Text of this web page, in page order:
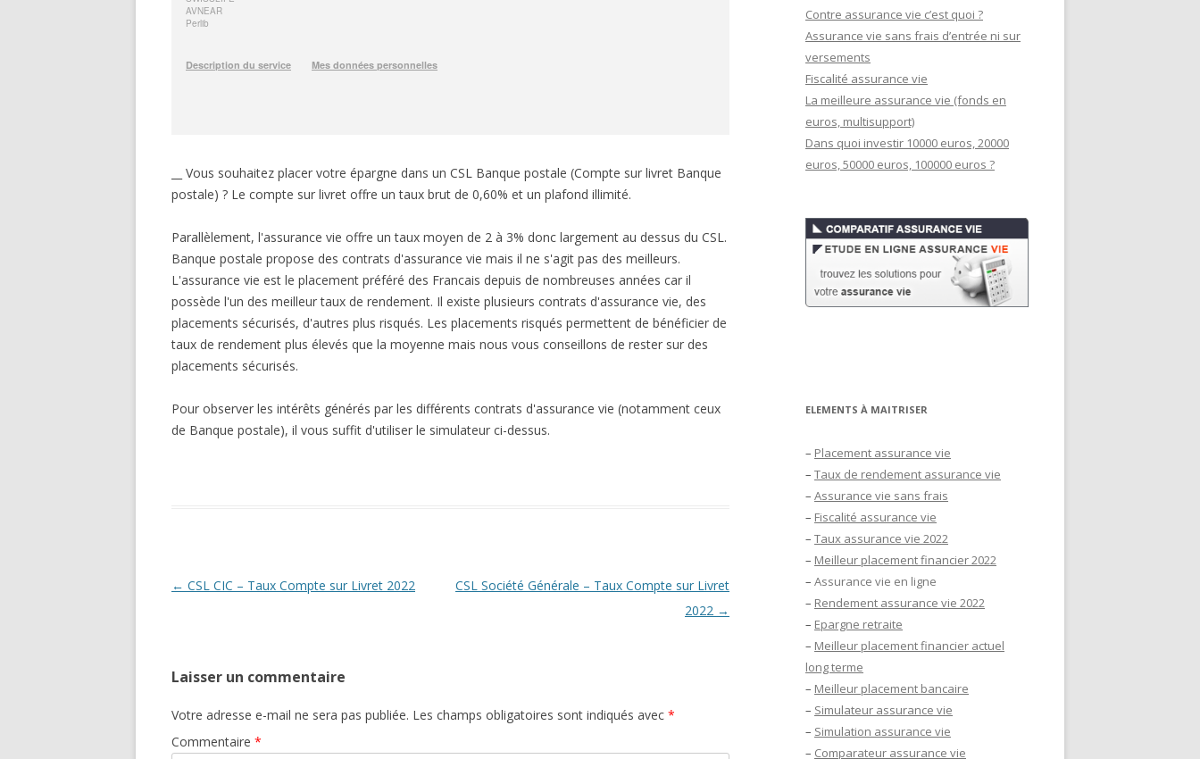
__ Vous souhaitez placer votre épargne dans un CSL Banque postale (Compte sur livret Banque
postale) ? Le compte sur livret offre un taux brut de 0,60% et un plafond illimité.
Parallèlement, l'assurance vie offre un taux moyen de 2 à 3% donc largement au dessus du CSL.
Banque postale propose des contrats d'assurance vie mais il ne s'agit pas des meilleurs.
L'assurance vie est le placement préféré des Francais depuis de nombreuses années car il
possède l'un des meilleur taux de rendement. Il existe plusieurs contrats d'assurance vie, des
placements sécurisés, d'autres plus risqués. Les placements risqués permettent de bénéficier de
taux de rendement plus élevés que la moyenne mais nous vous conseillons de rester sur des
placements sécurisés.
Pour observer les intérêts générés par les différents contrats d'assurance vie (notamment ceux
de Banque postale), il vous suffit d'utiliser le simulateur ci-dessus.
Navigation
← CSL CIC – Taux Compte sur Livret 2022
CSL Société Générale – Taux Compte sur Livret
2022 →
Laisser un commentaire
Votre adresse e-mail ne sera pas publiée. Les champs obligatoires sont indiqués avec *
Commentaire *
Contre assurance vie c’est quoi ?
Assurance vie sans frais d’entrée ni sur
versements
Fiscalité assurance vie
La meilleure assurance vie (fonds en
euros, multisupport)
Dans quoi investir 10000 euros, 20000
euros, 50000 euros, 100000 euros ?
ELEMENTS À MAITRISER
– Placement assurance vie
– Taux de rendement assurance vie
– Assurance vie sans frais
– Fiscalité assurance vie
– Taux assurance vie 2022
– Meilleur placement financier 2022
– Assurance vie en ligne
– Rendement assurance vie 2022
– Epargne retraite
– Meilleur placement financier actuel
long terme
– Meilleur placement bancaire
– Simulateur assurance vie
– Simulation assurance vie
– Comparateur assurance vie